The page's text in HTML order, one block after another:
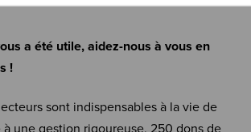
a été utile, aidez-nous à vous en
!
sont indispensables à la vie de
à une gestion rigoureuse, 250 dons de